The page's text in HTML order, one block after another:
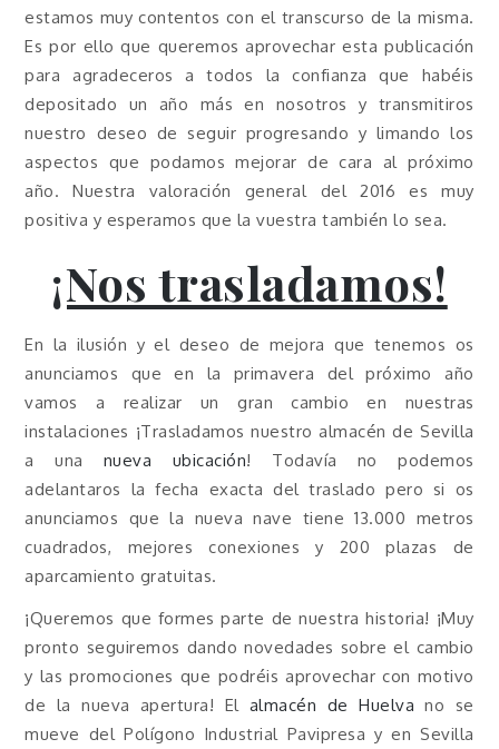
estamos muy contentos con el transcurso de la misma.
Es por ello que queremos aprovechar esta publicación
para agradeceros a todos la confianza que habéis
depositado un año más en nosotros y transmitiros
nuestro deseo de seguir progresando y limando los
aspectos que podamos mejorar de cara al próximo
año. Nuestra valoración general del 2016 es muy
positiva y esperamos que la vuestra también lo sea.
¡Nos trasladamos!
En la ilusión y el deseo de mejora que tenemos os
anunciamos que en la primavera del próximo año
vamos a realizar un gran cambio en nuestras
instalaciones ¡Trasladamos nuestro almacén de Sevilla
a una nueva ubicación! Todavía no podemos
adelantaros la fecha exacta del traslado pero si os
anunciamos que la nueva nave tiene 13.000 metros
cuadrados, mejores conexiones y 200 plazas de
aparcamiento gratuitas.
¡Queremos que formes parte de nuestra historia! ¡Muy
pronto seguiremos dando novedades sobre el cambio
y las promociones que podréis aprovechar con motivo
de la nueva apertura! El almacén de Huelva no se
mueve del Polígono Industrial Pavipresa y en Sevilla